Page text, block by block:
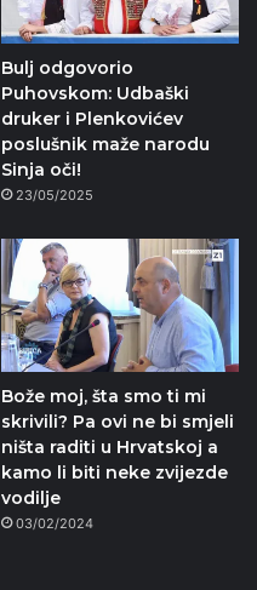
Bulj odgovorio
Puhovskom: Udbaški
druker i Plenkovićev
poslušnik maže narodu
Sinja oči!
23/05/2025
Bože moj, šta smo ti mi
skrivili? Pa ovi ne bi smjeli
ništa raditi u Hrvatskoj a
kamo li biti neke zvijezde
vodilje
03/02/2024